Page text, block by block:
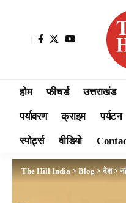
होम फीचर्ड उत्तराखंड
पर्यावरण क्राइम पर्यटन
स्पोर्ट्स वीडियो
The Hill India>Blog>देश>नई